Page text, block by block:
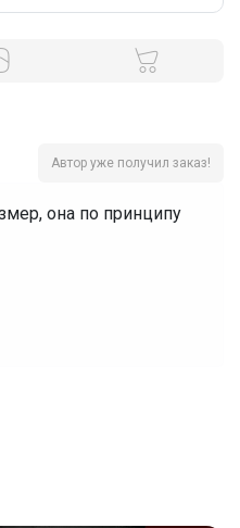
Автор уже получил заказ!
она по принципу